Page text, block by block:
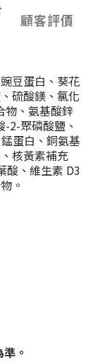
顧客評價
豆蛋白、葵花
硫酸鎂、氯化
物、氨基酸鋅
2-聚磷酸鹽、
蛋白、銅氨基
核黃素補充
酸、維生素 D3
。
。